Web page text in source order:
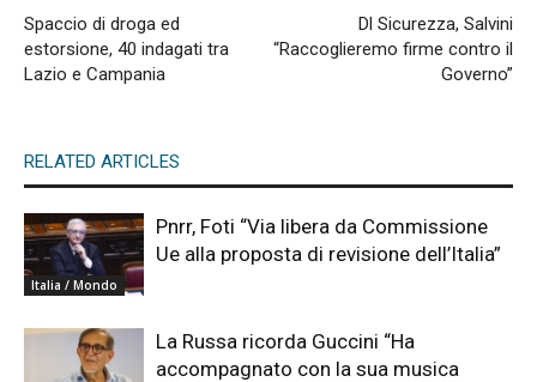
Spaccio di droga ed
estorsione, 40 indagati tra
Lazio e Campania
Dl Sicurezza, Salvini
“Raccoglieremo firme contro il
Governo”
RELATED ARTICLES
Italia / Mondo
Pnrr, Foti “Via libera da Commissione
Ue alla proposta di revisione dell’Italia”
La Russa ricorda Guccini “Ha
accompagnato con la sua musica